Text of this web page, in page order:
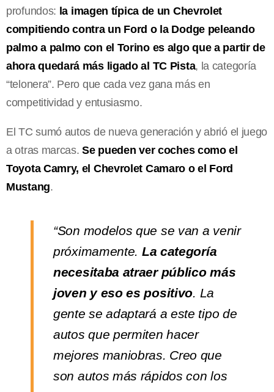
profundos: la imagen típica de un Chevrolet
compitiendo contra un Ford o la Dodge peleando
palmo a palmo con el Torino es algo que a partir de
ahora quedará más ligado al TC Pista, la categoría
“telonera”. Pero que cada vez gana más en
competitividad y entusiasmo.
El TC sumó autos de nueva generación y abrió el juego
a otras marcas.Se pueden ver coches como el
Toyota Camry, el Chevrolet Camaro o el Ford
Mustang.
“Son modelos que se van a venir
próximamente. La categoría
necesitaba atraer público más
joven y eso es positivo. La
gente se adaptará a este tipo de
autos que permiten hacer
mejores maniobras. Creo que
son autos más rápidos con los